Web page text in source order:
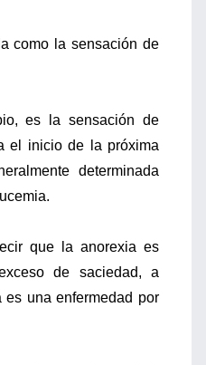
como la sensación de
es la sensación de
el inicio de la próxima
determinada
que la anorexia es
de saciedad, a
una enfermedad por